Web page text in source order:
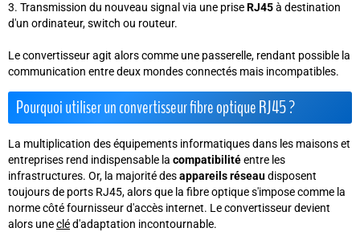
Transmission du nouveau signal via une priseRJ45à destination
d'un ordinateur, switch ou routeur.
Le convertisseur agit alors comme une passerelle, rendant possible la
communication entre deux mondes connectés mais incompatibles.
Pourquoi utiliser un convertisseur fibre optique RJ45 ?
La multiplication des équipements informatiques dans les maisons et
entreprises rend indispensable la compatibilitéentre les
infrastructures. Or, la majorité desappareils réseaudisposent
toujours de ports RJ45, alors que la fibre optique s'impose comme la
norme côté fournisseur d'accès internet. Le convertisseur devient
alors unecléd'adaptation incontournable.